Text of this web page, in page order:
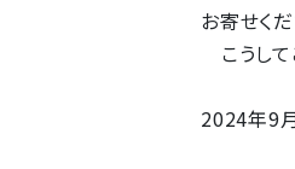
お寄せく
こうし
2024年9